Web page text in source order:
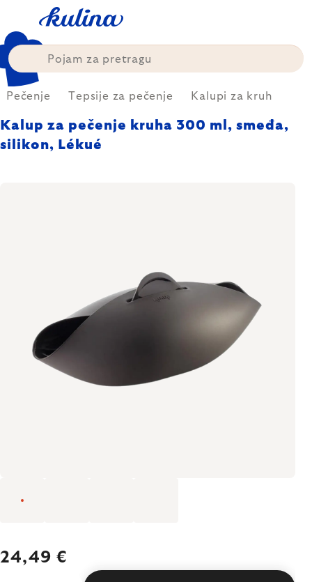
content
Pečenje Tepsije za pečenje Kalupi za kruh
Kalup za pečenje kruha 300 ml, smeđa,
silikon, Lékué
24,49 €